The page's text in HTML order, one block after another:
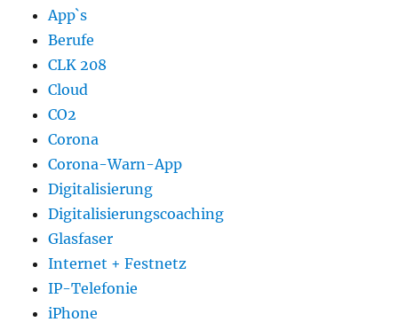
App`s
Berufe
CLK 208
Cloud
CO2
Corona
Corona-Warn-App
Digitalisierung
Digitalisierungscoaching
Glasfaser
Internet + Festnetz
IP-Telefonie
iPhone